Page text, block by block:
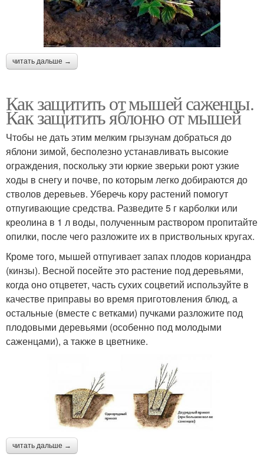
читать дальше →
Как защитить от мышей саженцы.
Как защитить яблоню от мышей
Чтобы не дать этим мелким грызунам добраться до
яблони зимой, бесполезно устанавливать высокие
ограждения, поскольку эти юркие зверьки роют узкие
ходы в снегу и почве, по которым легко добираются до
стволов деревьев. Уберечь кору растений помогут
отпугивающие средства. Разведите 5 г карболки или
креолина в 1 л воды, полученным раствором пропитайте
опилки, после чего разложите их в приствольных кругах.
Кроме того, мышей отпугивает запах плодов кориандра
(кинзы). Весной посейте это растение под деревьями,
когда оно отцветет, часть сухих соцветий используйте в
качестве приправы во время приготовления блюд, а
остальные (вместе с ветками) пучками разложите под
плодовыми деревьями (особенно под молодыми
саженцами), а также в цветнике.
читать дальше →